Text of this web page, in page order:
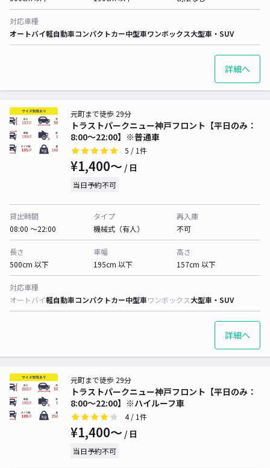
対応車種
オートバイ軽自動車コンパクトカー中型車ワンボックス大型車・SUV
詳細へ
トラストパークニュー神戸フロント【平日のみ：
8:00～22:00】※普通車
元町まで徒歩 29分
5 / 1件
¥1,400〜 / 日
当日予約不可
貸出時間
08:00 〜22:00
タイプ
機械式（有人）
再入庫
不可
長さ
500cm 以下
車幅
195cm 以下
高さ
157cm 以下
対応車種
オートバイ軽自動車コンパクトカー中型車ワンボックス大型車・SUV
詳細へ
トラストパークニュー神戸フロント【平日のみ：
8:00～22:00】※ハイルーフ車
元町まで徒歩 29分
4/ 1件
¥1,400〜 / 日
当日予約不可